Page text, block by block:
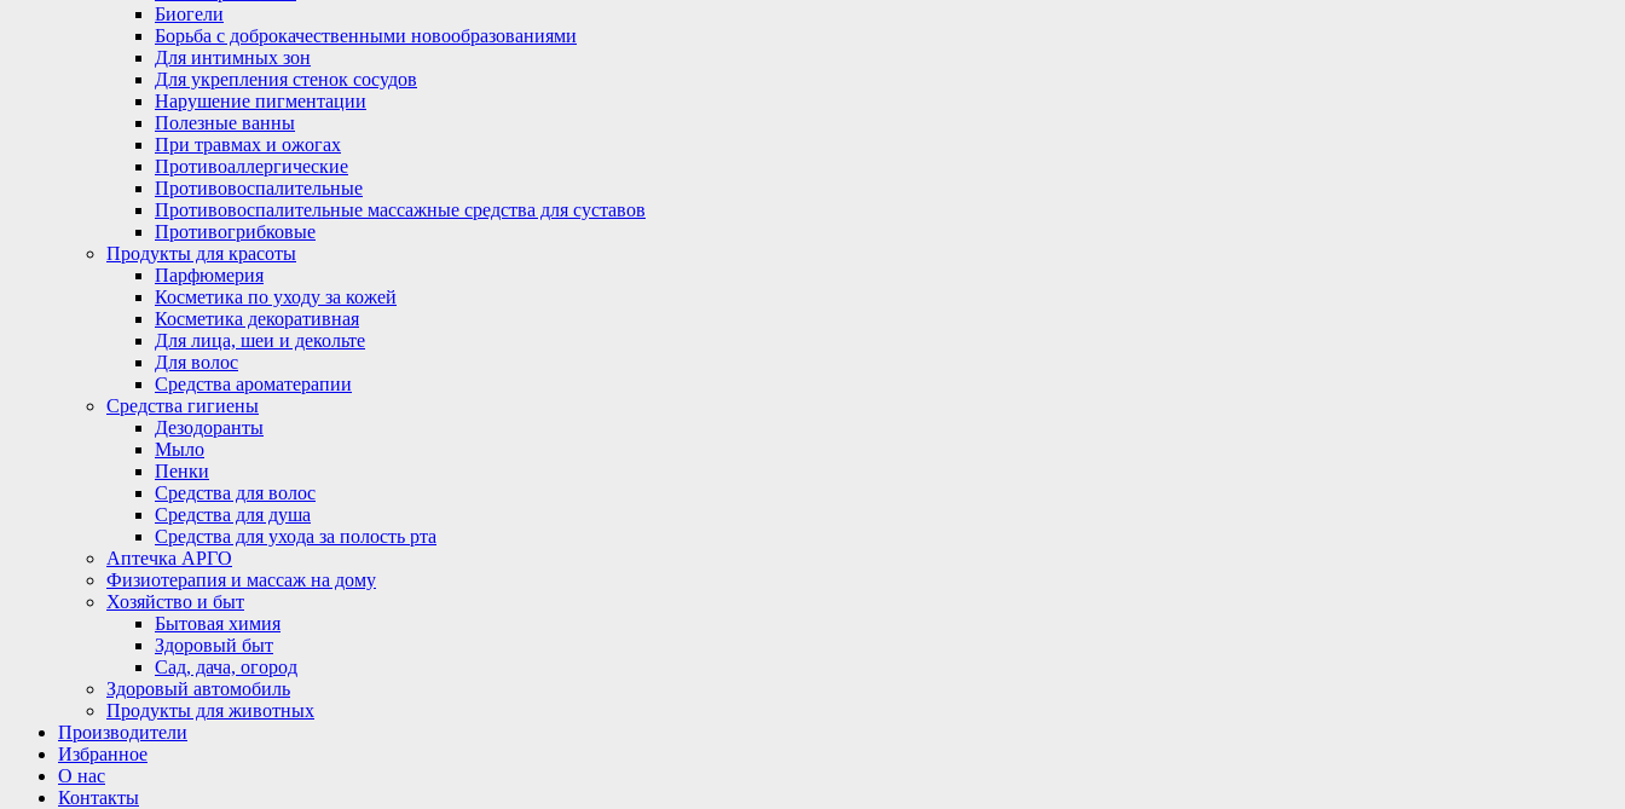
Биогели
Борьба с доброкачественными новообразованиями
Для интимных зон
Для укрепления стенок сосудов
Нарушение пигментации
Полезные ванны
При травмах и ожогах
Противоаллергические
Противовоспалительные
Противовоспалительные массажные средства для суставов
Противогрибковые
Продукты для красоты
Парфюмерия
Косметика по уходу за кожей
Косметика декоративная
Для лица, шеи и декольте
Для волос
Средства ароматерапии
Средства гигиены
Дезодоранты
Мыло
Пенки
Средства для волос
Средства для душа
Средства для ухода за полость рта
Аптечка АРГО
Физиотерапия и массаж на дому
Хозяйство и быт
Бытовая химия
Здоровый быт
Сад, дача, огород
Здоровый автомобиль
Продукты для животных
Производители
Избранное
О нас
Контакты